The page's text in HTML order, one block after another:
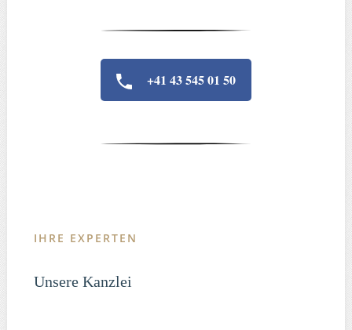
+41 43 545 01 50
IHRE EXPERTEN
Unsere Kanzlei